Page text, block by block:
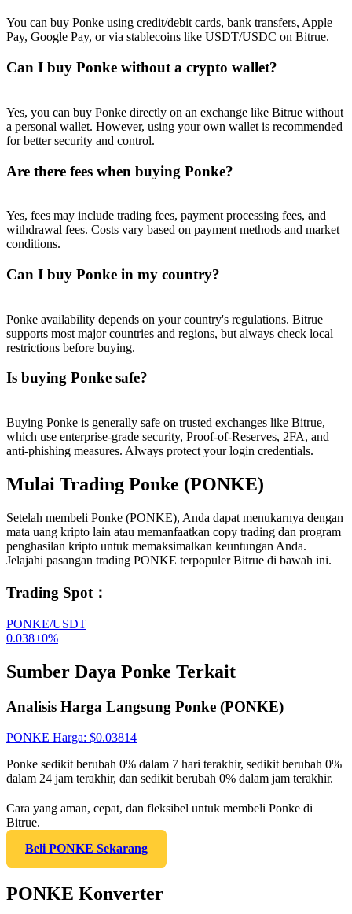
You can buy Ponke using credit/debit cards, bank transfers, Apple
Pay, Google Pay, or via stablecoins like USDT/USDC on Bitrue.
Can I buy Ponke without a crypto wallet?
Yes, you can buy Ponke directly on an exchange like Bitrue without
a personal wallet. However, using your own wallet is recommended
for better security and control.
Are there fees when buying Ponke?
Yes, fees may include trading fees, payment processing fees, and
withdrawal fees. Costs vary based on payment methods and market
conditions.
Can I buy Ponke in my country?
Ponke availability depends on your country's regulations. Bitrue
supports most major countries and regions, but always check local
restrictions before buying.
Is buying Ponke safe?
Buying Ponke is generally safe on trusted exchanges like Bitrue,
which use enterprise-grade security, Proof-of-Reserves, 2FA, and
anti-phishing measures. Always protect your login credentials.
Mulai Trading Ponke (PONKE)
Setelah membeli Ponke (PONKE), Anda dapat menukarnya dengan
mata uang kripto lain atau memanfaatkan copy trading dan program
penghasilan kripto untuk memaksimalkan keuntungan Anda.
Jelajahi pasangan trading PONKE terpopuler Bitrue di bawah ini.
Trading Spot ：
PONKE/USDT
0.038+0%
Sumber Daya Ponke Terkait
Analisis Harga Langsung Ponke (PONKE)
PONKE Harga: $0.03814
Ponke sedikit berubah 0% dalam 7 hari terakhir, sedikit berubah 0%
dalam 24 jam terakhir, dan sedikit berubah 0% dalam jam terakhir.
Cara yang aman, cepat, dan fleksibel untuk membeli Ponke di
Bitrue.
Beli PONKE Sekarang
PONKE Konverter